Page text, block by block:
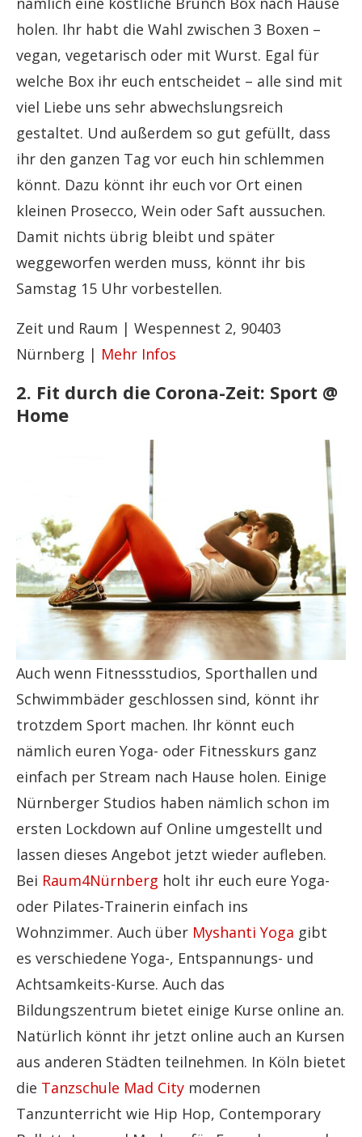
holen. Ihr habt die Wahl zwischen 3 Boxen –
vegan, vegetarisch oder mit Wurst. Egal für
welche Box ihr euch entscheidet – alle sind mit
viel Liebe uns sehr abwechslungsreich
gestaltet. Und außerdem so gut gefüllt, dass
ihr den ganzen Tag vor euch hin schlemmen
könnt. Dazu könnt ihr euch vor Ort einen
kleinen Prosecco, Wein oder Saft aussuchen.
Damit nichts übrig bleibt und später
weggeworfen werden muss, könnt ihr bis
Samstag 15 Uhr vorbestellen.
Zeit und Raum | Wespennest 2, 90403
Nürnberg | Mehr Infos
2. Fit durch die Corona-Zeit: Sport @
Home
Auch wenn Fitnessstudios, Sporthallen und
Schwimmbäder geschlossen sind, könnt ihr
trotzdem Sport machen. Ihr könnt euch
nämlich euren Yoga- oder Fitnesskurs ganz
einfach per Stream nach Hause holen. Einige
Nürnberger Studios haben nämlich schon im
ersten Lockdown auf Online umgestellt und
lassen dieses Angebot jetzt wieder aufleben.
Bei Raum4Nürnberg holt ihr euch eure Yoga-
oder Pilates-Trainerin einfach ins
Wohnzimmer. Auch über Myshanti Yoga gibt
es verschiedene Yoga-, Entspannungs- und
Achtsamkeits-Kurse. Auch das
Bildungszentrum bietet einige Kurse online an.
Natürlich könnt ihr jetzt online auch an Kursen
aus anderen Städten teilnehmen. In Köln bietet
die Tanzschule Mad City modernen
Tanzunterricht wie Hip Hop, Contemporary